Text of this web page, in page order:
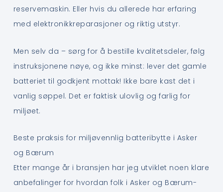
reservemaskin. Eller hvis du allerede har erfaring
med elektronikkreparasjoner og riktig utstyr.
Men selv da – sørg for å bestille kvalitetsdeler, følg
instruksjonene nøye, og ikke minst: lever det gamle
batteriet til godkjent mottak! Ikke bare kast det i
vanlig søppel. Det er faktisk ulovlig og farlig for
miljøet.
Beste praksis for miljøvennlig batteribytte i Asker
og Bærum
Etter mange år i bransjen har jeg utviklet noen klare
anbefalinger for hvordan folk i Asker og Bærum-